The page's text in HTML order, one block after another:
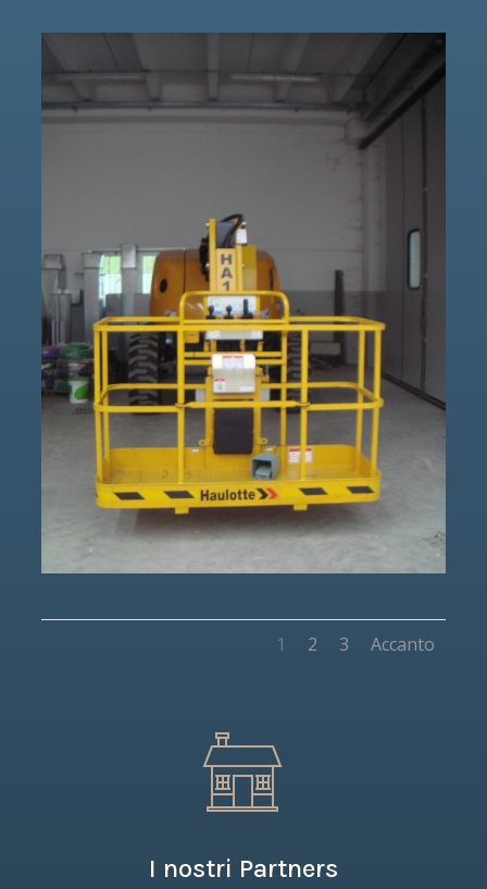
1 2 3 Accanto
I nostri Partners